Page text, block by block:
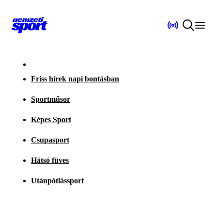
Friss hírek napi bontásban
Sportműsor
Képes Sport
Csupasport
Hátsó füves
Utánpótlássport